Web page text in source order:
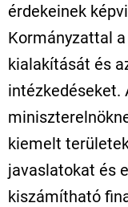
érdekeinek
Kormányzattal
kialakítását és
intézkedéseket.
kiemelt
javaslatokat és
kiszámítható